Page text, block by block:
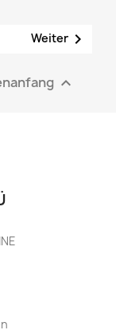
Weiter 
